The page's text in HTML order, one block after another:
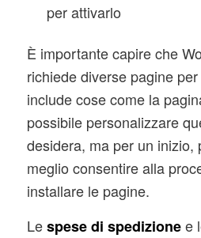
per attivarlo
È importante capire che
richiede diverse pagine
include cose come la
possibile personalizzare
desidera, ma per un inizio,
meglio consentire alla
installare le pagine.
Lespese di spedizionee